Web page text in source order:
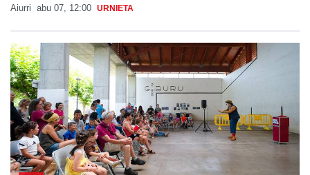
Aiurri abu 07, 12:00 URNIETA